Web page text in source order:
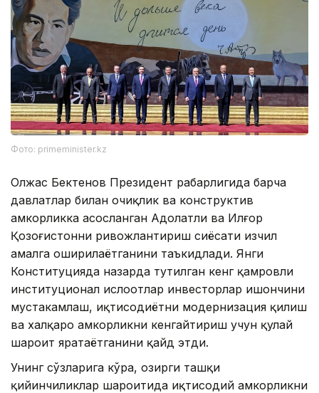
Фото: primeminister.kz
Олжас Бектенов Президент раҳбарлигида барча
давлатлар билан очиқлик ва конструктив
ҳамкорликка асосланган Адолатли ва Илғор
Қозоғистонни ривожлантириш сиёсати изчил
амалга оширилаётганини таъкидлади. Янги
Конституцияда назарда тутилган кенг қамровли
институционал ислоҳотлар инвесторлар ишончини
мустаҳкамлаш, иқтисодиётни модернизация қилиш
ва халқаро ҳамкорликни кенгайтириш учун қулай
шароит яратаётганини қайд этди.
Унинг сўзларига кўра, ҳозирги ташқи
қийинчиликлар шароитида иқтисодий ҳамкорликни